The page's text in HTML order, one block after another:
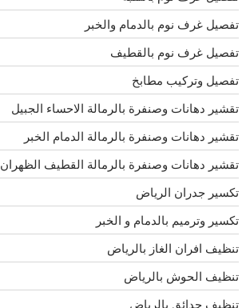
تفصيل غرف نوم بالدمام والخبر
تفصيل غرف نوم بالقطيف
تفصيل وتركيب مطابخ
تقشير دهانات وصنفرة بالرمالة الاحساء الجبيل
تقشير دهانات وصنفرة بالرمالة الدمام الخبر
تقشير دهانات وصنفرة بالرمالة القطيف الظهران
تكسير جدران الرياض
تكسير وترميم بالدمام و الخبر
تنظيف افران الغاز بالرياض
تنظيف الحوش بالرياض
تنظيف حدائق بالرياض